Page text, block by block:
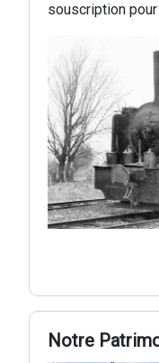
souscription
Notre